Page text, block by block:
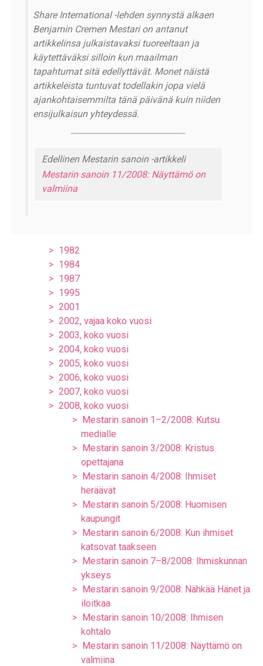
Share International -lehden synnystä alkaen
Benjamin Cremen Mestari on antanut
artikkelinsa julkaistavaksi tuoreeltaan ja
käytettäväksi silloin kun maailman
tapahtumat sitä edellyttävät. Monet näistä
artikkeleista tuntuvat todellakin jopa vielä
ajankohtaisemmilta tänä päivänä kuin niiden
ensijulkaisun yhteydessä.
Edellinen Mestarin sanoin -artikkeli
Mestarin sanoin 11/2008: Näyttämö on
valmiina
1982
1984
1987
1995
2001
2002, vajaa koko vuosi
2003, koko vuosi
2004, koko vuosi
2005, koko vuosi
2006, koko vuosi
2007, koko vuosi
2008, koko vuosi
Mestarin sanoin 1–2/2008: Kutsu
medialle
Mestarin sanoin 3/2008: Kristus
opettajana
Mestarin sanoin 4/2008: Ihmiset
heräävät
Mestarin sanoin 5/2008: Huomisen
kaupungit
Mestarin sanoin 6/2008: Kun ihmiset
katsovat taakseen
Mestarin sanoin 7–8/2008: Ihmiskunnan
ykseys
Mestarin sanoin 9/2008: Nähkää Hänet ja
iloitkaa
Mestarin sanoin 10/2008: Ihmisen
kohtalo
Mestarin sanoin 11/2008: Näyttämö on
valmiina